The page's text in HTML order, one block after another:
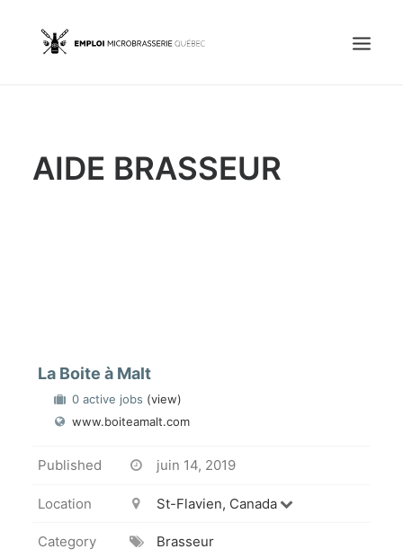
Emplois
Portail Candidat
AIDE BRASSEUR
La Boite à Malt
0 active jobs (view)
www.boiteamalt.com
Published juin 14, 2019
Location St-Flavien, Canada
Category Brasseur